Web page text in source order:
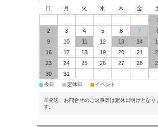
日 月 火 水 木 金
1
2
3 4 5 6 7
9
10 11 12 13 14
16
17 18 19 20 21
23
24 25 26 27 28
30
31
■今日 ■定休日 ■ イベント
※発送、お問合せのご返事等は定休日明けとなり
す。